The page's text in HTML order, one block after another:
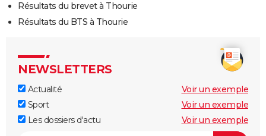
Résultats du brevet à Thourie
Résultats du BTS à Thourie
NEWSLETTERS
Actualité
Voir un exemple
Sport
Voir un exemple
Les dossiers d'actu
Voir un exemple